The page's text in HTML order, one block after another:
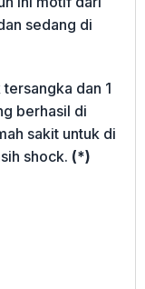
sedang di
dan 1
berhasil di
sakit untuk di
shock. (*)